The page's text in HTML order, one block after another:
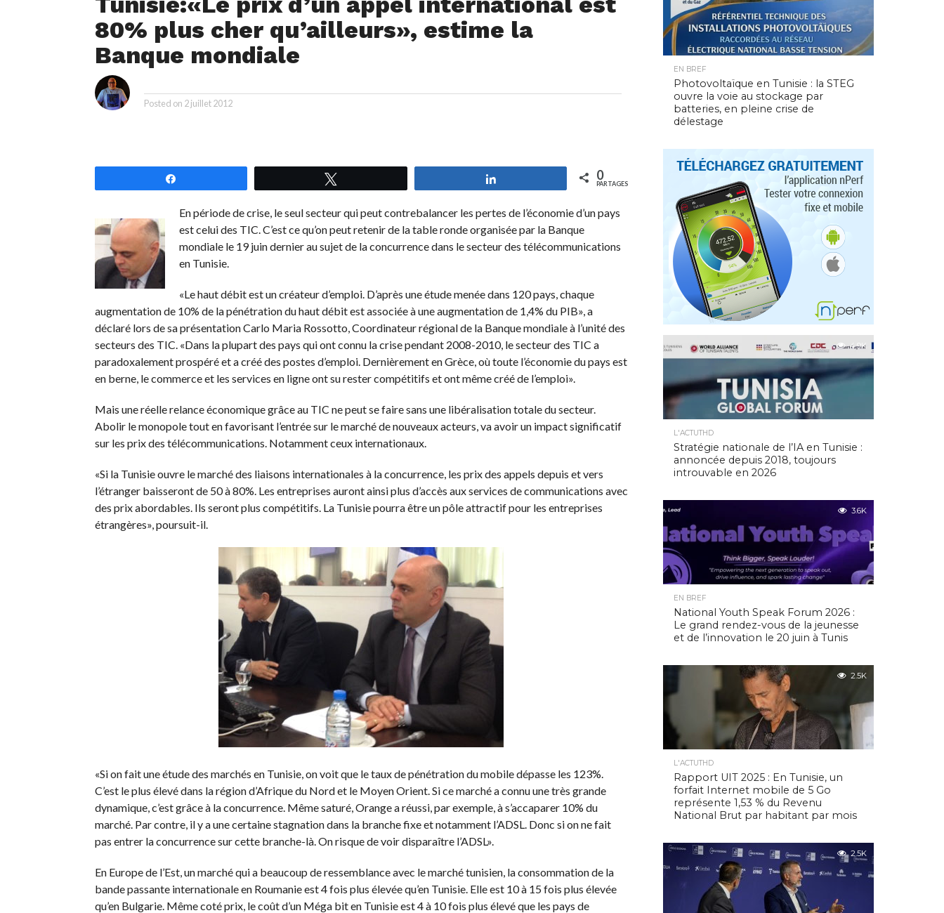
80% plus cher qu’ailleurs», estime la
Banque mondiale
Posted on 2 juillet 2012
0
PARTAGES
En période de crise, le seul secteur qui peut contrebalancer les pertes de l’économie d’un pays
est celui des TIC. C’est ce qu’on peut retenir de la table ronde organisée par la Banque
mondiale le 19 juin dernier au sujet de la concurrence dans le secteur des télécommunications
en Tunisie.
«Le haut débit est un créateur d’emploi. D’après une étude menée dans 120 pays, chaque
augmentation de 10% de la pénétration du haut débit est associée à une augmentation de 1,4% du PIB», a
déclaré lors de sa présentation Carlo Maria Rossotto, Coordinateur régional de la Banque mondiale à l’unité des
secteurs des TIC. «Dans la plupart des pays qui ont connu la crise pendant 2008-2010, le secteur des TIC a
paradoxalement prospéré et a créé des postes d’emploi. Dernièrement en Grèce, où toute l’économie du pays est
en berne, le commerce et les services en ligne ont su rester compétitifs et ont même créé de l’emploi».
Mais une réelle relance économique grâce au TIC ne peut se faire sans une libéralisation totale du secteur.
Abolir le monopole tout en favorisant l’entrée sur le marché de nouveaux acteurs, va avoir un impact significatif
sur les prix des télécommunications. Notamment ceux internationaux.
«Si la Tunisie ouvre le marché des liaisons internationales à la concurrence, les prix des appels depuis et vers
l’étranger baisseront de 50 à 80%. Les entreprises auront ainsi plus d’accès aux services de communications avec
des prix abordables. Ils seront plus compétitifs. La Tunisie pourra être un pôle attractif pour les entreprises
étrangères», poursuit-il.
«Si on fait une étude des marchés en Tunisie, on voit que le taux de pénétration du mobile dépasse les 123%.
C’est le plus élevé dans la région d’Afrique du Nord et le Moyen Orient. Si ce marché a connu une très grande
dynamique, c’est grâce à la concurrence. Même saturé, Orange a réussi, par exemple, à s’accaparer 10% du
marché. Par contre, il y a une certaine stagnation dans la branche fixe et notamment l’ADSL. Donc si on ne fait
pas entrer la concurrence sur cette branche-là. On risque de voir disparaître l’ADSL».
En Europe de l’Est, un marché qui a beaucoup de ressemblance avec le marché tunisien, la consommation de la
bande passante internationale en Roumanie est 4 fois plus élevée qu’en Tunisie. Elle est 10 à 15 fois plus élevée
qu’en Bulgarie. Même coté prix, le coût d’un Méga bit en Tunisie est 4 à 10 fois plus élevé que les pays de
EN BREF
Photovoltaïque en Tunisie : la STEG
ouvre la voie au stockage par
batteries, en pleine crise de
délestage
4.9K
L'ACTUTHD
Stratégie nationale de l’IA en Tunisie :
annoncée depuis 2018, toujours
introuvable en 2026
3.6K
EN BREF
National Youth Speak Forum 2026 :
Le grand rendez-vous de la jeunesse
et de l’innovation le 20 juin à Tunis
2.5K
L'ACTUTHD
Rapport UIT 2025 : En Tunisie, un
forfait Internet mobile de 5 Go
représente 1,53 % du Revenu
National Brut par habitant par mois
2.5K